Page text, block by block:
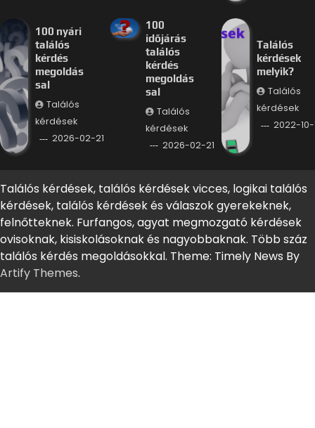
100 nyári
találós
kérdés
megoldás
sal
Találós
kérdések
2026-02-21
100
időjárás
találós
kérdés
megoldás
sal
Találós
kérdések
2026-02-21
Találós
kérdések
melyik?
Találós
kérdések
2022-10-
Találós kérdések, találós kérdések vicces, logikai találós
kérdések, találós kérdések és válaszok gyerekeknek,
felnőtteknek. Furfangos, agyat megmozgató kérdések
ovisoknak, kisiskolásoknak és nagyobbaknak. Több száz
találós kérdés megoldásokkal. Theme: Timely News By
Artify Themes.